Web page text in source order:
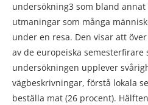
undersökning3 som bland
utmaningar som många
under en resa. Den visar att
av de europeiska semesterfirare
undersökningen upplever
vägbeskrivningar, förstå lokala
beställa mat (26 procent).